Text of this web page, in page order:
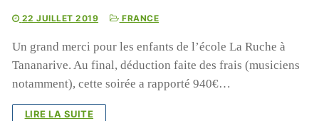
22 JUILLET 2019 FRANCE
Un grand merci pour les enfants de l’école La Ruche à
Tananarive. Au final, déduction faite des frais (musiciens
notamment), cette soirée a rapporté 940€…
LIRE LA SUITE